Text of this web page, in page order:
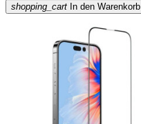
shopping_cart In den Warenkorb